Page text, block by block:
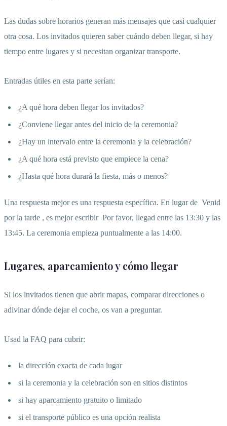
Las dudas sobre horarios generan más mensajes que casi cualquier
otra cosa. Los invitados quieren saber cuándo deben llegar, si hay
tiempo entre lugares y si necesitan organizar transporte.
Entradas útiles en esta parte serían:
¿A qué hora deben llegar los invitados?
¿Conviene llegar antes del inicio de la ceremonia?
¿Hay un intervalo entre la ceremonia y la celebración?
¿A qué hora está previsto que empiece la cena?
¿Hasta qué hora durará la fiesta, más o menos?
Una respuesta mejor es una respuesta específica. En lugar de Venid
por la tarde , es mejor escribir Por favor, llegad entre las 13:30 y las
13:45. La ceremonia empieza puntualmente a las 14:00.
Lugares, aparcamiento y cómo llegar
Si los invitados tienen que abrir mapas, comparar direcciones o
adivinar dónde dejar el coche, os van a preguntar.
Usad la FAQ para cubrir:
la dirección exacta de cada lugar
si la ceremonia y la celebración son en sitios distintos
si hay aparcamiento gratuito o limitado
si el transporte público es una opción realista